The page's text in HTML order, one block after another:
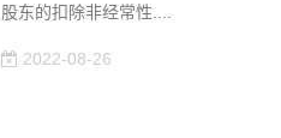
股东的扣除非经常性....
2022-08-26